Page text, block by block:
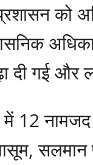
को
दी गई और
12
सलमान